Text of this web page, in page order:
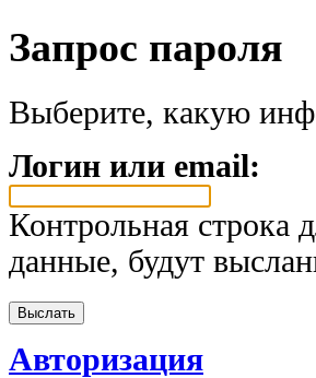
Запрос пароля
Выберите, какую
Логин или email:
Контрольная строка
данные, будут
Авторизация